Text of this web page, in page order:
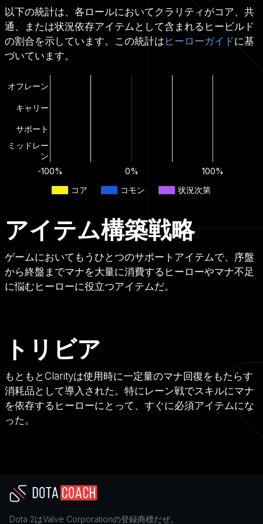
以下の統計は、各ロールにおいてクラリティがコア、共
通、または状況依存アイテムとして含まれるヒービルド
の割合を示しています。この統計は ヒーローガイドに基
づいています。
コア コモン 状況次第
-100% 0% 100%
オフレーン
キャリー
サポート
ミッドレー
ン
アイテム構築戦略
ゲームにおいてもうひとつのサポートアイテムで、序盤
から終盤までマナを大量に消費するヒーローやマナ不足
に悩むヒーローに役立つアイテムだ。
トリビア
もともとClarityは使用時に一定量のマナ回復をもたらす
消耗品として導入された。特にレーン戦でスキルにマナ
を依存するヒーローにとって、すぐに必須アイテムにな
った。
Dota 2はValve Corporationの登録商標だぜ。